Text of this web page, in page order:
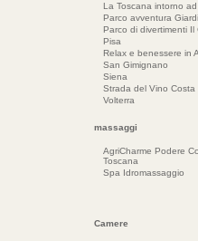
La Toscana intorno
Parco avventura
Parco di divertimenti Il
Pisa
Relax e benessere in
San Gimignano
Siena
Strada del Vino Costa
Volterra
massaggi
AgriCharme Podere
Toscana
Spa Idromassaggio
Camere